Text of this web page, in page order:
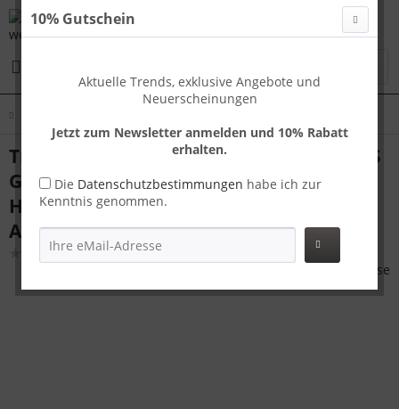
Travelhouse Tokyo Handgepäck Koffer S
Gold 55 x 36 x 23 cm | Aluminium-
Hartschale | TSA-Schloss,
Aluminiumrahmen
10% Gutschein
Aktuelle Trends, exklusive Angebote und
Neuerscheinungen
Jetzt zum Newsletter anmelden und 10% Rabatt
erhalten.
Die Datenschutzbestimmungen habe ich zur
Kenntnis genommen.